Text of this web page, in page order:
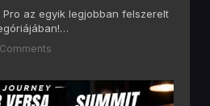
az egyik legjobban felszerelt
megnézzük, mit tud a
LED zseblámpa, 170+
akkumulátoros üzemidő.
Comments